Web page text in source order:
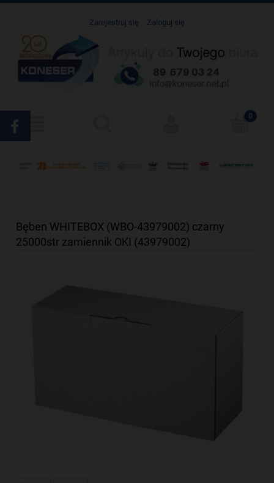
Zarejestruj się Zaloguj się
Bęben WHITEBOX (WBO-43979002) czarny
25000str zamiennik OKI (43979002)